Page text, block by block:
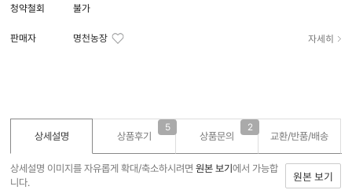
청약철회 불가
판매자 명천농장 자세히
상세설명 상품후기
5
상품문의
2
교환/반품/배송
상세설명 이미지를 자유롭게 확대/축소하시려면원본 보기에서 가능합
니다.
원본 보기